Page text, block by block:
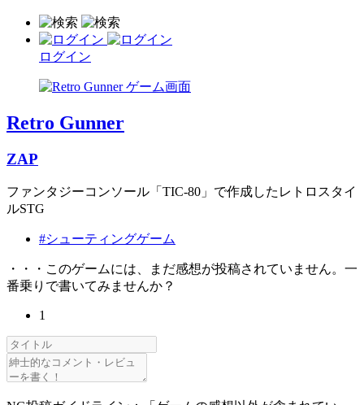
ログイン
Retro Gunner
ZAP
ファンタジーコンソール「TIC-80」で作成したレトロスタイ
ルSTG
#シューティングゲーム
・・・このゲームには、まだ感想が投稿されていません。一
番乗りで書いてみませんか？
1